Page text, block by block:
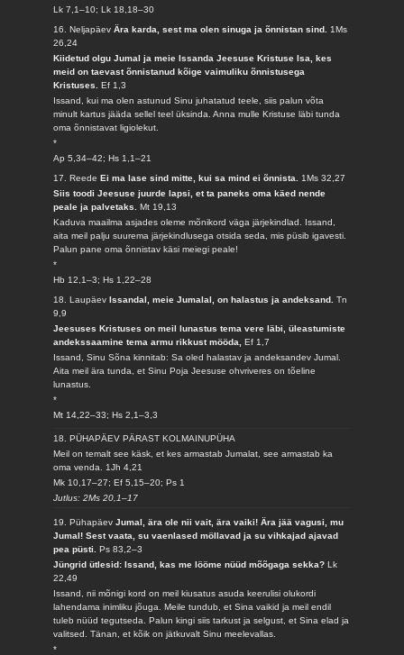
Lk 7,1–10; Lk 18,18–30
16. NeljapäevÄra karda, sest ma olen sinuga ja õnnistan sind. 1Ms
26,24
Kiidetud olgu Jumal ja meie Issanda Jeesuse Kristuse Isa, kes
meid on taevast õnnistanud kõige vaimuliku õnnistusega
Kristuses.Ef 1,3
Issand, kui ma olen astunud Sinu juhatatud teele, siis palun võta
minult kartus jääda sellel teel üksinda. Anna mulle Kristuse läbi tunda
oma õnnistavat ligiolekut.
*
Ap 5,34–42; Hs 1,1–21
17. ReedeEi ma lase sind mitte, kui sa mind ei õnnista. 1Ms 32,27
Siis toodi Jeesuse juurde lapsi, et ta paneks oma käed nende
peale ja palvetaks.Mt 19,13
Kaduva maailma asjades oleme mõnikord väga järjekindlad. Issand,
aita meil palju suurema järjekindlusega otsida seda, mis püsib igavesti.
Palun pane oma õnnistav käsi meiegi peale!
*
Hb 12,1–3; Hs 1,22–28
18. LaupäevIssandal, meie Jumalal, on halastus ja andeksand.Tn
9,9
Jeesuses Kristuses on meil lunastus tema vere läbi, üleastumiste
andekssaamine tema armu rikkust mööda,Ef 1,7
Issand, Sinu Sõna kinnitab: Sa oled halastav ja andeksandev Jumal.
Aita meil ära tunda, et Sinu Poja Jeesuse ohvriveres on tõeline
lunastus.
*
Mt 14,22–33; Hs 2,1–3,3
18. PÜHAPÄEV PÄRAST KOLMAINUPÜHA
Meil on temalt see käsk, et kes armastab Jumalat, see armastab ka
oma venda. 1Jh 4,21
Mk 10,17–27; Ef 5,15–20; Ps 1
Jutlus: 2Ms 20,1–17
19. PühapäevJumal, ära ole nii vait, ära vaiki! Ära jää vagusi, mu
Jumal! Sest vaata, su vaenlased möllavad ja su vihkajad ajavad
pea püsti.Ps 83,2–3
Jüngrid ütlesid: Issand, kas me lööme nüüd mõõgaga sekka?Lk
22,49
Issand, nii mõnigi kord on meil kiusatus asuda keerulisi olukordi
lahendama inimliku jõuga. Meile tundub, et Sina vaikid ja meil endil
tuleb nüüd tegutseda. Palun kingi siis tarkust ja selgust, et Sina elad ja
valitsed. Tänan, et kõik on jätkuvalt Sinu meelevallas.
*